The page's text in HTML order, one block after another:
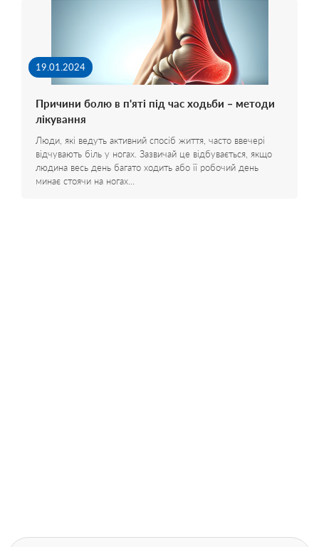
19.01.2024
Причини болю в п'яті під час ходьби – методи
лікування
Люди, які ведуть активний спосіб життя, часто ввечері
відчувають біль у ногах. Зазвичай це відбувається, якщо
людина весь день багато ходить або її робочий день
минає стоячи на ногах…